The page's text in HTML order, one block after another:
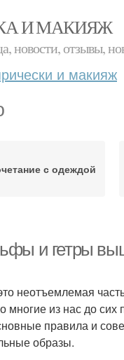
И МАКИЯЖ
новости, отзывы,
и макияж
с одеждой
и гетры
неотъемлемая
из нас до сих
правила и
образы.